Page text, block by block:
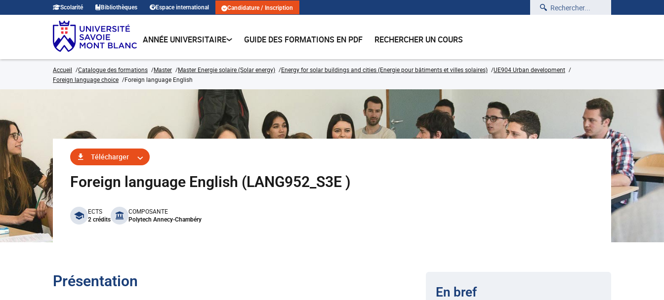
Scolarité Bibliothèques Espace international Candidature / Inscription Rechercher
ANNÉE UNIVERSITAIRE GUIDE DES FORMATIONS EN PDF RECHERCHER UN COURS
Accueil Catalogue des formations Master Master Energie solaire (Solar energy) Energy for solar buildings and cities (Energie pour bâtiments et villes solaires)
UE904 Urban development
Foreign language choice
Foreign language English
Télécharger
Foreign language English (LANG952_S3E )
benefits
ECTS
2 crédits
COMPOSANTE
Polytech Annecy-Chambéry
Présentation
En bref